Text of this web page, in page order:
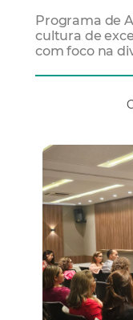
Programa de
cultura de
com foco na